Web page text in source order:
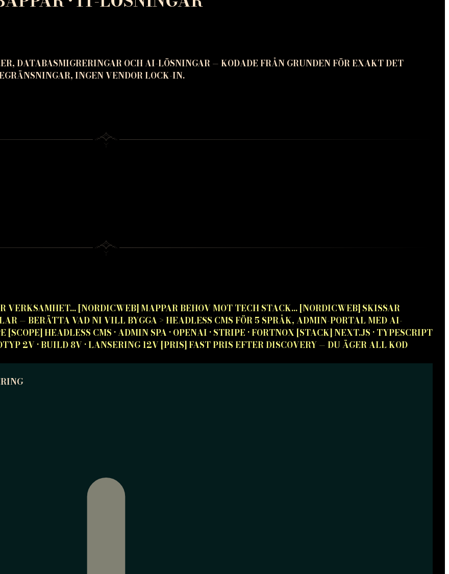
DATABASMIGRERINGAR OCH AI-LÖSNINGAR — KODADE FRÅN GRUNDEN FÖR EXAKT DET
INGEN VENDOR LOCK-IN.
VERKSAMHET... [NORDICWEB] MAPPAR BEHOV MOT TECH STACK... [NORDICWEB] SKISSAR
— BERÄTTA VAD NI VILL BYGGA > HEADLESS CMS FÖR 5 SPRÅK, ADMIN-PORTAL MED AI-
[SCOPE] HEADLESS CMS · ADMIN SPA · OPENAI · STRIPE · FORTNOX [STACK] NEXT.JS · TYPESCRIPT
2V · BUILD 8V · LANSERING 12V [PRIS] FAST PRIS EFTER DISCOVERY — DU ÄGER ALL KOD